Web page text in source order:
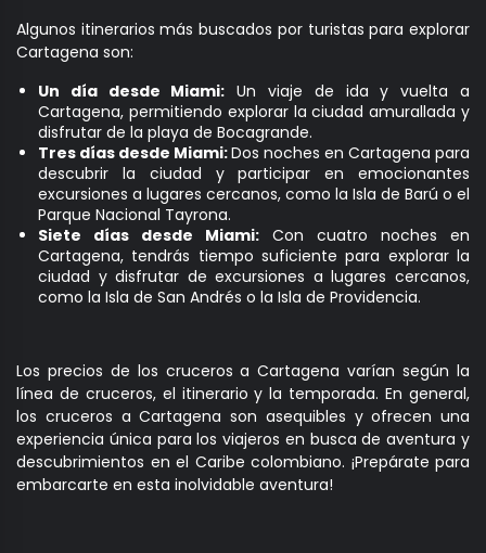
Algunos itinerarios más buscados por turistas para explorar
Cartagena son:
Un día desde Miami: Un viaje de ida y vuelta a
Cartagena, permitiendo explorar la ciudad amurallada y
disfrutar de la playa de Bocagrande.
Tres días desde Miami:Dos noches en Cartagena para
descubrir la ciudad y participar en emocionantes
excursiones a lugares cercanos, como la Isla de Barú o el
Parque Nacional Tayrona.
Siete días desde Miami: Con cuatro noches en
Cartagena, tendrás tiempo suficiente para explorar la
ciudad y disfrutar de excursiones a lugares cercanos,
como la Isla de San Andrés o la Isla de Providencia.
Los precios de los cruceros a Cartagena varían según la
línea de cruceros, el itinerario y la temporada. En general,
los cruceros a Cartagena son asequibles y ofrecen una
experiencia única para los viajeros en busca de aventura y
descubrimientos en el Caribe colombiano. ¡Prepárate para
embarcarte en esta inolvidable aventura!